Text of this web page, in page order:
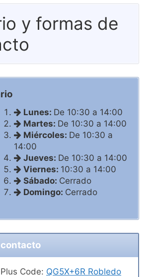
y formas de
Lunes: De 10:30 a 14:00
Martes: De 10:30 a 14:00
Miércoles: De 10:30 a
14:00
Jueves: De 10:30 a 14:00
Viernes: 10:30 a 14:00
Sábado: Cerrado
Domingo: Cerrado
contacto
Plus Code: QG5X+6R Robledo